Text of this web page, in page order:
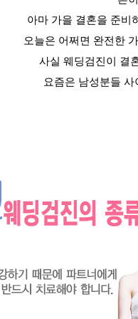
아마 가을 결혼을 준비
오늘은 어쩌면 완전한
사실 웨딩검진이 결
요즘은 남성분들